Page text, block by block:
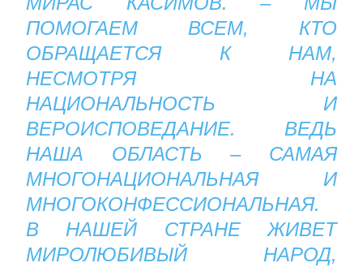
ПОМОГАЕМ ВСЕМ, КТО
ОБРАЩАЕТСЯ К НАМ,
НЕСМОТРЯ НА
НАЦИОНАЛЬНОСТЬ И
ВЕРОИСПОВЕДАНИЕ. ВЕДЬ
НАША ОБЛАСТЬ – САМАЯ
МНОГОНАЦИОНАЛЬНАЯ И
МНОГОКОНФЕССИОНАЛЬНАЯ.
В НАШЕЙ СТРАНЕ ЖИВЕТ
МИРОЛЮБИВЫЙ НАРОД,